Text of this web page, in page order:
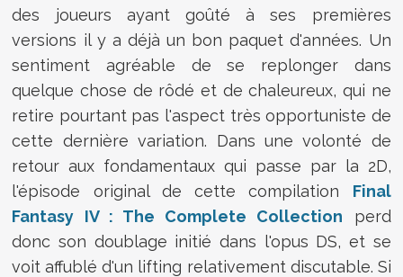
des joueurs ayant goûté à ses premières
versions il y a déjà un bon paquet d'années. Un
sentiment agréable de se replonger dans
quelque chose de rôdé et de chaleureux, qui ne
retire pourtant pas l'aspect très opportuniste de
cette dernière variation. Dans une volonté de
retour aux fondamentaux qui passe par la 2D,
l'épisode original de cette compilation Final
Fantasy IV : The Complete Collection perd
donc son doublage initié dans l'opus DS, et se
voit affublé d'un lifting relativement discutable. Si